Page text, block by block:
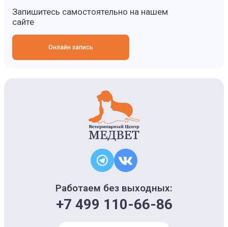
Запишитесь самостоятельно на нашем
сайте
Онлайн запись
Работаем без выходных:
+7 499 110-66-86